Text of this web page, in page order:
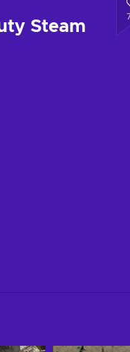
Steam